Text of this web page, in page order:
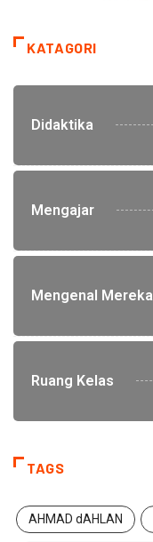
KATAGORI
Didaktika
Mengajar
Mengenal Mereka
Ruang Kelas
TAGS
AHMAD dAHLAN